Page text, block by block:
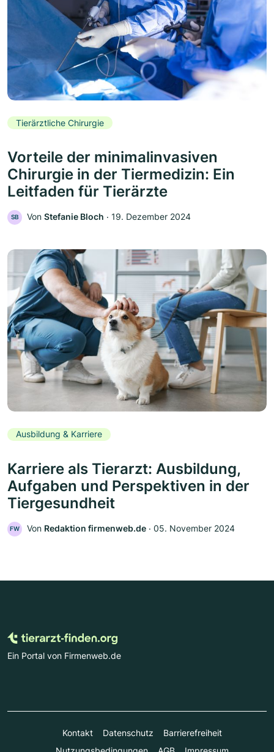
Tierärztliche Chirurgie
Vorteile der minimalinvasiven
Chirurgie in der Tiermedizin: Ein
Leitfaden für Tierärzte
SB Von Stefanie Bloch ‧ 19. Dezember 2024
Ausbildung & Karriere
Karriere als Tierarzt: Ausbildung,
Aufgaben und Perspektiven in der
Tiergesundheit
FW Von Redaktion firmenweb.de ‧ 05. November 2024
Ein Portal von Firmenweb.de
Kontakt Datenschutz
Barrierefreiheit